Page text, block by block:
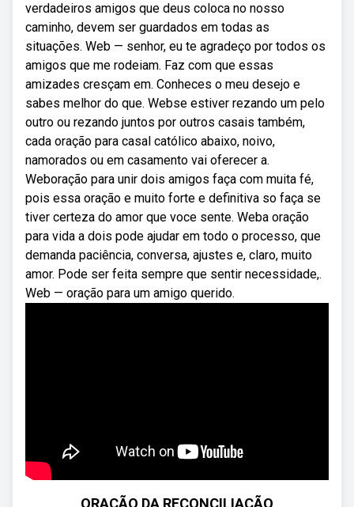
verdadeiros amigos que deus coloca no nosso
caminho, devem ser guardados em todas as
situações. Web — senhor, eu te agradeço por todos os
amigos que me rodeiam. Faz com que essas
amizades cresçam em. Conheces o meu desejo e
sabes melhor do que. Webse estiver rezando um pelo
outro ou rezando juntos por outros casais também,
cada oração para casal católico abaixo, noivo,
namorados ou em casamento vai oferecer a.
Weboração para unir dois amigos faça com muita fé,
pois essa oração e muito forte e definitiva so faça se
tiver certeza do amor que voce sente. Weba oração
para vida a dois pode ajudar em todo o processo, que
demanda paciência, conversa, ajustes e, claro, muito
amor. Pode ser feita sempre que sentir necessidade,.
Web — oração para um amigo querido.
ORAÇÃO DA RECONCILIAÇÃO